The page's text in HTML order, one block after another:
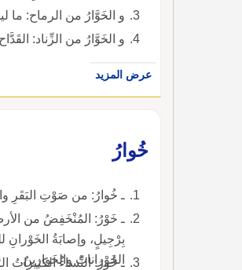
و الخَوَّارُ من الرماح:
و الخَوَّارُ من الزِّناد:
عرض المزيد
خُوارُ
ـ خُوارُ: من صَوْتِ البَقَرِ
ـ خَوْرُ: المُنْخَفِضُ من
بِرْجِيلٍ، وإصابَةُ الخَوْرانِ
الخَوْراناتُ والخَوارِينُ.
ـ خُورُ: النِّساءُ الكثيراتُ